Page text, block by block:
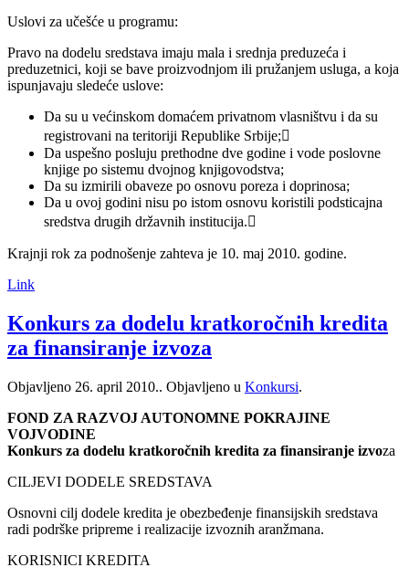
Uslovi za učešće u programu:
Pravo na dodelu sredstava imaju mala i srednja preduzeća i
preduzetnici, koji se bave proizvodnjom ili pružanjem usluga, a koja
ispunjavaju sledeće uslove:
Da su u većinskom domaćem privatnom vlasništvu i da su
registrovani na teritoriji Republike Srbije;
Da uspešno posluju prethodne dve godine i vode poslovne
knjige po sistemu dvojnog knjigovodstva;
Da su izmirili obaveze po osnovu poreza i doprinosa;
Da u ovoj godini nisu po istom osnovu koristili podsticajna
sredstva drugih državnih institucija.
Krajnji rok za podnošenje zahteva je 10. maj 2010. godine.
Link
Konkurs za dodelu kratkoročnih kredita
za finansiranje izvoza
Objavljeno 26. april 2010.. Objavljeno u Konkursi.
FOND ZA RAZVOJ AUTONOMNE POKRAJINE
VOJVODINE
Konkurs za dodelu kratkoročnih kredita za finansiranje izvoza
CILJEVI DODELE SREDSTAVA
Osnovni cilj dodele kredita je obezbeđenje finansijskih sredstava
radi podrške pripreme i realizacije izvoznih aranžmana.
KORISNICI KREDITA